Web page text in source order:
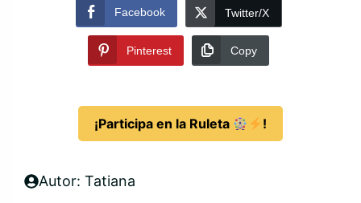
Facebook Twitter/X
Pinterest Copy
¡Participa en la Ruleta !
Autor: Tatiana